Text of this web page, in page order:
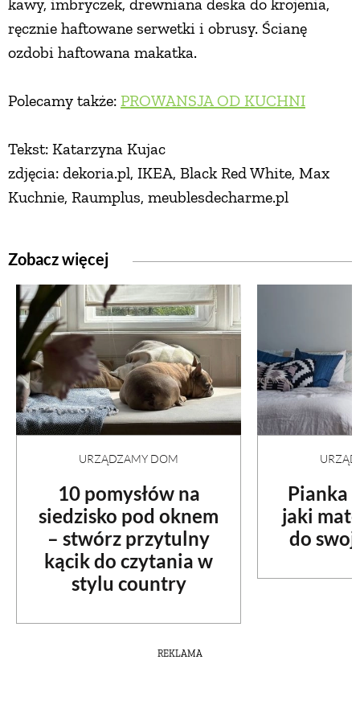
kawy, imbryczek, drewniana deska do krojenia,
ręcznie haftowane serwetki i obrusy. Ścianę
ozdobi haftowana makatka.
Polecamy także: PROWANSJA OD KUCHNI
Tekst: Katarzyna Kujac
zdjęcia: dekoria.pl, IKEA, Black Red White, Max
Kuchnie, Raumplus, meublesdecharme.pl
Zobacz więcej
URZĄDZAMY DOM
10 pomysłów na
siedzisko pod oknem
– stwórz przytulny
kącik do czytania w
stylu country
Pianka
jaki
do
REKLAMA